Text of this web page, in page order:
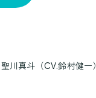
川真斗（CV.鈴村健